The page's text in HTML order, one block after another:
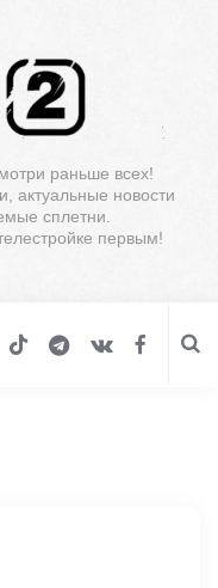
раньше всех!
актуальные новости
сплетни.
первым!